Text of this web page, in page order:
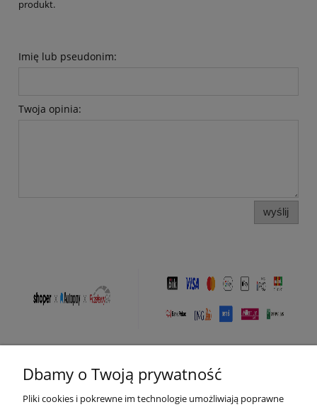
produkt.
Imię lub pseudonim:
Twoja opinia:
wyślij
Pomoc
Dbamy o Twoją prywatność
Pliki cookies i pokrewne im technologie umożliwiają poprawne